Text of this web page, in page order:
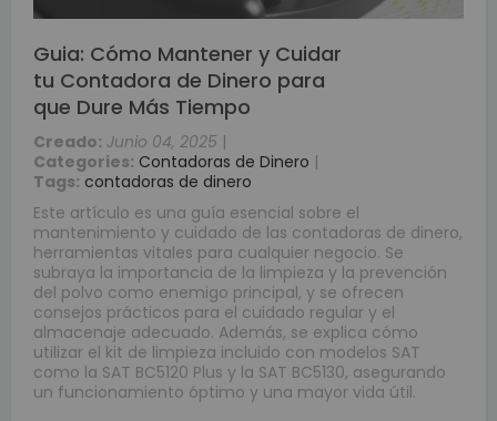
Guia: Cómo Mantener y Cuidar
tu Contadora de Dinero para
que Dure Más Tiempo
Creado: Junio 04, 2025 |
Categories: Contadoras de Dinero |
Tags: contadoras de dinero
Este artículo es una guía esencial sobre el
mantenimiento y cuidado de las contadoras de dinero,
herramientas vitales para cualquier negocio. Se
subraya la importancia de la limpieza y la prevención
del polvo como enemigo principal, y se ofrecen
consejos prácticos para el cuidado regular y el
almacenaje adecuado. Además, se explica cómo
utilizar el kit de limpieza incluido con modelos SAT
como la SAT BC5120 Plus y la SAT BC5130, asegurando
un funcionamiento óptimo y una mayor vida útil.